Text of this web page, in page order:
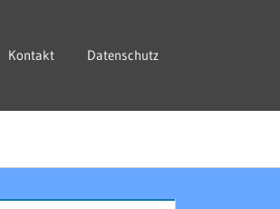
Kontakt Datenschutz